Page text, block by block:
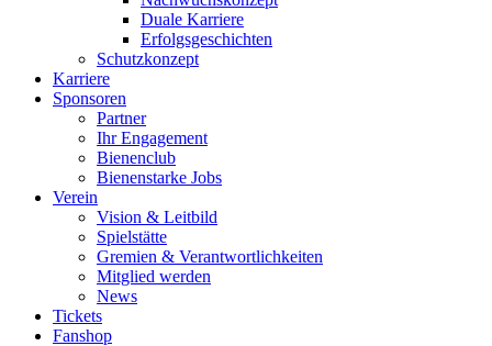
Duale Karriere
Erfolgsgeschichten
Schutzkonzept
Karriere
Sponsoren
Partner
Ihr Engagement
Bienenclub
Bienenstarke Jobs
Verein
Vision & Leitbild
Spielstätte
Gremien & Verantwortlichkeiten
Mitglied werden
News
Tickets
Fanshop